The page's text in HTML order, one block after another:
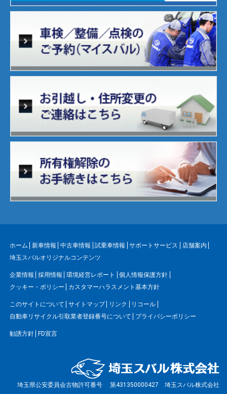
ホーム 新車情報 中古車情報 試乗車情報 サポートサービス
店舗案内
埼玉スバルオリジナルコンテンツ
企業情報 採用情報 環境経営レポート
個人情報保護方針
クッキー・ポリシー
カスタマーハラスメント基本方針
このサイトについて サイトマップ リンク
リコール
自動車リサイクル引取業者登録番号について
プライバシーポリシー
勧誘方針 FD宣言
埼玉県公安委員会古物許可番号 第431350000427 埼玉スバル株式会社